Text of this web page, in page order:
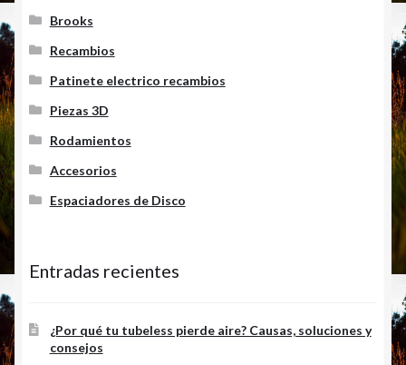
Brooks
Recambios
Patinete electrico recambios
Piezas 3D
Rodamientos
Accesorios
Espaciadores de Disco
Entradas recientes
¿Por qué tu tubeless pierde aire? Causas, soluciones y
consejos